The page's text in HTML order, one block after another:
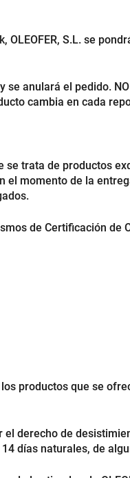
S.L. se
el pedido. NO
cambia en cada
trata de productos
momento de la
de Certificación de
productos que se
el derecho de
días naturales, de